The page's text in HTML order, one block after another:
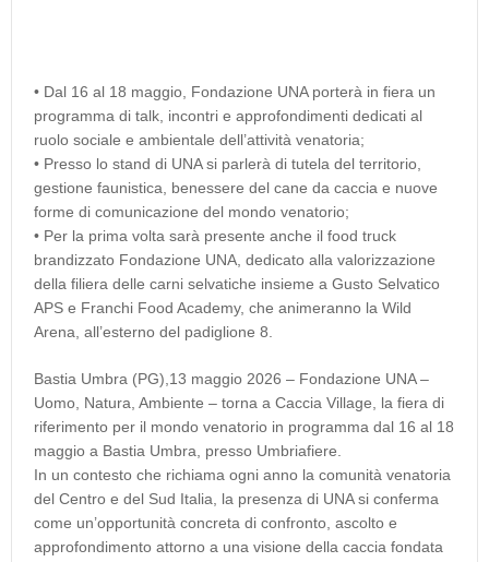
• Dal 16 al 18 maggio, Fondazione UNA porterà in fiera un
programma di talk, incontri e approfondimenti dedicati al
ruolo sociale e ambientale dell’attività venatoria;
• Presso lo stand di UNA si parlerà di tutela del territorio,
gestione faunistica, benessere del cane da caccia e nuove
forme di comunicazione del mondo venatorio;
• Per la prima volta sarà presente anche il food truck
brandizzato Fondazione UNA, dedicato alla valorizzazione
della filiera delle carni selvatiche insieme a Gusto Selvatico
APS e Franchi Food Academy, che animeranno la Wild
Arena, all’esterno del padiglione 8.
Bastia Umbra (PG),13 maggio 2026 – Fondazione UNA –
Uomo, Natura, Ambiente – torna a Caccia Village, la fiera di
riferimento per il mondo venatorio in programma dal 16 al 18
maggio a Bastia Umbra, presso Umbriafiere.
In un contesto che richiama ogni anno la comunità venatoria
del Centro e del Sud Italia, la presenza di UNA si conferma
come un’opportunità concreta di confronto, ascolto e
approfondimento attorno a una visione della caccia fondata